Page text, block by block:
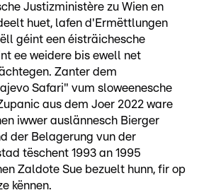
Justizministère zu Wien en
huet, lafen d'Ermëttlungen
géint een éisträichesche
ee weidere bis ewell net
Zanter dem
Safari" vum sloweenesche
aus dem Joer 2022 ware
iwwer auslännesch Bierger
der Belagerung vun der
tëschent 1993 an 1995
Zaldote Sue bezuelt hunn, fir op
kënnen.